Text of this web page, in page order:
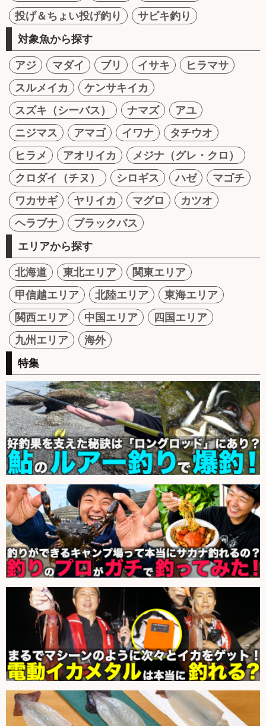
投げ＆ちょい投げ釣り
サビキ釣り
対象魚から探す
アジ マダイ ブリ イサキ
ヒラマサ
スルメイカ
ケンサキイカ
スズキ（シーバス）
ナマズ
アユ
ニジマス
アマゴ イワナ
タチウオ
ヒラメ
アオリイカ
メジナ（グレ・クロ）
クロダイ（チヌ）
シロギス ハゼ
マゴチ
ワカサギ
ヤリイカ マグロ
カツオ
ヘラブナ
ブラックバス
エリアから探す
北海道 東北エリア
関東エリア
甲信越エリア
北陸エリア
東海エリア
関西エリア
中国エリア
四国エリア
九州エリア
海外
特集